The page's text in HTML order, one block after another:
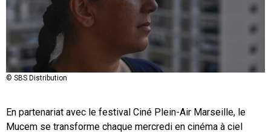
© SBS Distribution
En partenariat avec le festival Ciné Plein-Air Marseille, le
Mucem se transforme chaque mercredi en cinéma à ciel